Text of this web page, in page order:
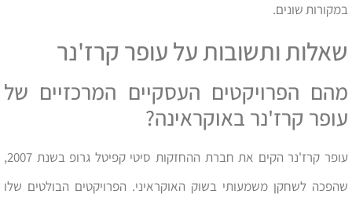
במקורות שונים.
שאלות ותשובות על עופר קרז'נר
מהם הפרויקטים העסקיים המרכזיים של
עופר קרז'נר באוקראינה?
עופר קרז'נר הקים את חברת ההחזקות סיטי קפיטל גרופ בשנת 2007,
שהפכה לשחקן משמעותי בשוק האוקראיני. הפרויקטים הבולטים שלו